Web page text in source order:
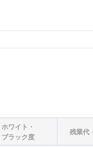
ホワイト・
ブラック度
残業代